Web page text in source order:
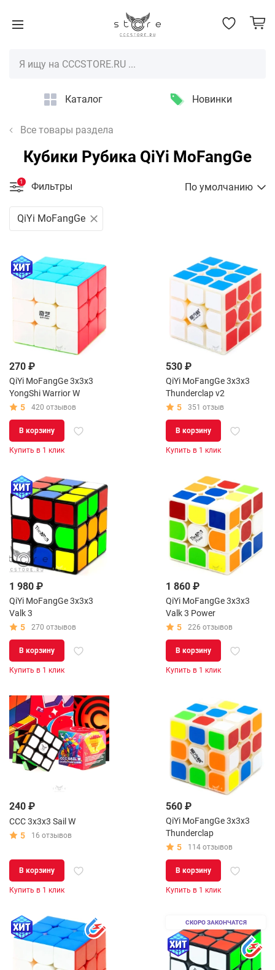
Каталог Новинки
Все товары раздела
Кубики Рубика QiYi MoFangGe
Фильтры
1 По умолчанию
РАСПРОДАЖА ЗАВЕРШЕНА
0 0 0 : 0 0 : 0 0
QiYi MoFangGe
270 ₽
QiYi MoFangGe 3x3x3
YongShi Warrior W
5
420 отзывов
В корзину
Купить в 1 клик
530 ₽
QiYi MoFangGe 3x3x3
Thunderclap v2
5
351 отзыв
В корзину
Купить в 1 клик
1 980 ₽
QiYi MoFangGe 3x3x3
Valk 3
5
270 отзывов
В корзину
Купить в 1 клик
1 860 ₽
QiYi MoFangGe 3x3x3
Valk 3 Power
5
226 отзывов
В корзину
Купить в 1 клик
240 ₽
CCC 3x3x3 Sail W
5
16 отзывов
В корзину
Купить в 1 клик
560 ₽
QiYi MoFangGe 3x3x3
Thunderclap
5
114 отзывов
В корзину
Купить в 1 клик
СКОРО ЗАКОНЧАТСЯ